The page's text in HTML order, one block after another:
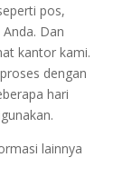
pos,
Dan
kantor kami.
dengan
hari
lainnya